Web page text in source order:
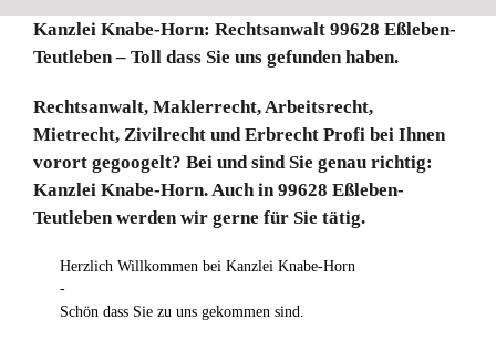
Kanzlei Knabe-Horn: Rechtsanwalt 99628 Eßleben-
Teutleben – Toll dass Sie uns gefunden haben.
Rechtsanwalt, Maklerrecht, Arbeitsrecht,
Mietrecht, Zivilrecht und Erbrecht Profi bei Ihnen
vorort gegoogelt? Bei und sind Sie genau richtig:
Kanzlei Knabe-Horn. Auch in 99628 Eßleben-
Teutleben werden wir gerne für Sie tätig.
Herzlich Willkommen bei Kanzlei Knabe-Horn
-
Schön dass Sie zu uns gekommen sind.